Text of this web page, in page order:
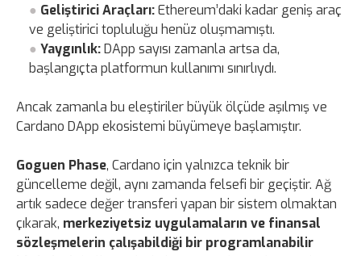
Geliştirici Araçları:Ethereum’daki kadar geniş araç
ve geliştirici topluluğu henüz oluşmamıştı.
Yaygınlık:DApp sayısı zamanla artsa da,
başlangıçta platformun kullanımı sınırlıydı.
Ancak zamanla bu eleştiriler büyük ölçüde aşılmış ve
Cardano DApp ekosistemi büyümeye başlamıştır.
Goguen Phase, Cardano için yalnızca teknik bir
güncelleme değil, aynı zamanda felsefi bir geçiştir. Ağ
artık sadece değer transferi yapan bir sistem olmaktan
çıkarak, merkeziyetsiz uygulamaların ve finansal
sözleşmelerin çalışabildiği bir programlanabilir